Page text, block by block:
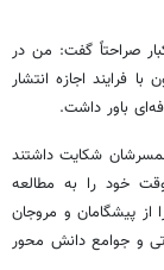
صراحتاً گفت: من در
فرایند اجازه انتشار
باور داشت.
شکایت داشتند
خود را به مطالعه
از پیشگامان و مروجان
و جوامع دانش محور